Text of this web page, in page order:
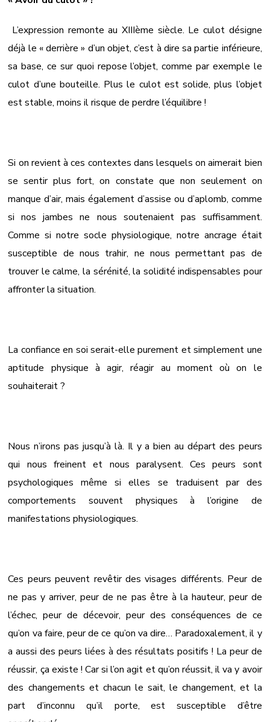
L’expression remonte au XIIIème siècle. Le culot désigne
déjà le « derrière » d’un objet, c’est à dire sa partie inférieure,
sa base, ce sur quoi repose l’objet, comme par exemple le
culot d’une bouteille. Plus le culot est solide, plus l’objet
est stable, moins il risque de perdre l’équilibre !
Si on revient à ces contextes dans lesquels on aimerait bien
se sentir plus fort, on constate que non seulement on
manque d’air, mais également d’assise ou d’aplomb, comme
si nos jambes ne nous soutenaient pas suffisamment.
Comme si notre socle physiologique, notre ancrage était
susceptible de nous trahir, ne nous permettant pas de
trouver le calme, la sérénité, la solidité indispensables pour
affronter la situation.
La confiance en soi serait-elle purement et simplement une
aptitude physique à agir, réagir au moment où on le
souhaiterait ?
Nous n’irons pas jusqu’à là. Il y a bien au départ des peurs
qui nous freinent et nous paralysent. Ces peurs sont
psychologiques même si elles se traduisent par des
comportements souvent physiques à l’origine de
manifestations physiologiques.
Ces peurs peuvent revêtir des visages différents. Peur de
ne pas y arriver, peur de ne pas être à la hauteur, peur de
l’échec, peur de décevoir, peur des conséquences de ce
qu’on va faire, peur de ce qu’on va dire… Paradoxalement, il y
a aussi des peurs liées à des résultats positifs ! La peur de
réussir, ça existe ! Car si l’on agit et qu’on réussit, il va y avoir
des changements et chacun le sait, le changement, et la
part d’inconnu qu’il porte, est susceptible d’être